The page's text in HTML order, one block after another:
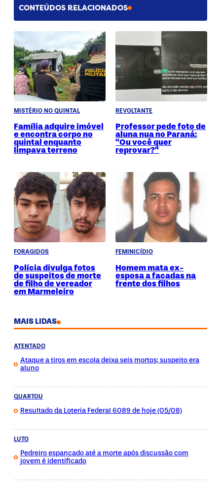
CONTEÚDOS RELACIONADOS
MISTÉRIO NO QUINTAL
Família adquire imóvel
e encontra corpo no
quintal enquanto
limpava terreno
REVOLTANTE
Professor pede foto de
aluna nua no Paraná:
"Ou você quer
reprovar?"
FORAGIDOS
Polícia divulga fotos
de suspeitos de morte
de filho de vereador
em Marmeleiro
FEMINICÍDIO
Homem mata ex-
esposa a facadas na
frente dos filhos
MAIS LIDAS
ATENTADO
Ataque a tiros em escola deixa seis mortos; suspeito era
aluno
QUARTOU
Resultado da Loteria Federal 6089 de hoje (05/08)
LUTO
Pedreiro espancado até a morte após discussão com
jovem é identificado